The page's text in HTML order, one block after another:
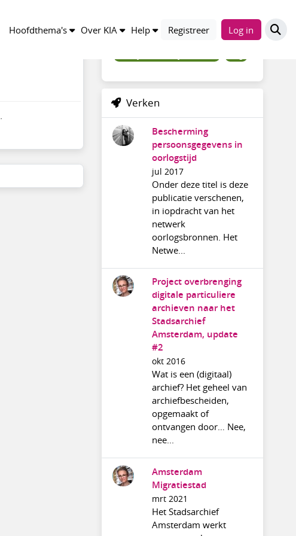
Hoofdthema's Over KIA Help Registreer Log in
Verken
Bescherming
persoonsgegevens in
oorlogstijd
jul 2017
Onder deze titel is deze
publicatie verschenen,
in iopdracht van het
netwerk
oorlogsbronnen. Het
Netwe...
Project overbrenging
digitale particuliere
archieven naar het
Stadsarchief
Amsterdam, update
#2
okt 2016
Wat is een (digitaal)
archief? Het geheel van
archiefbescheiden,
opgemaakt of
ontvangen door… Nee,
nee...
Amsterdam
Migratiestad
mrt 2021
Het Stadsarchief
Amsterdam werkt